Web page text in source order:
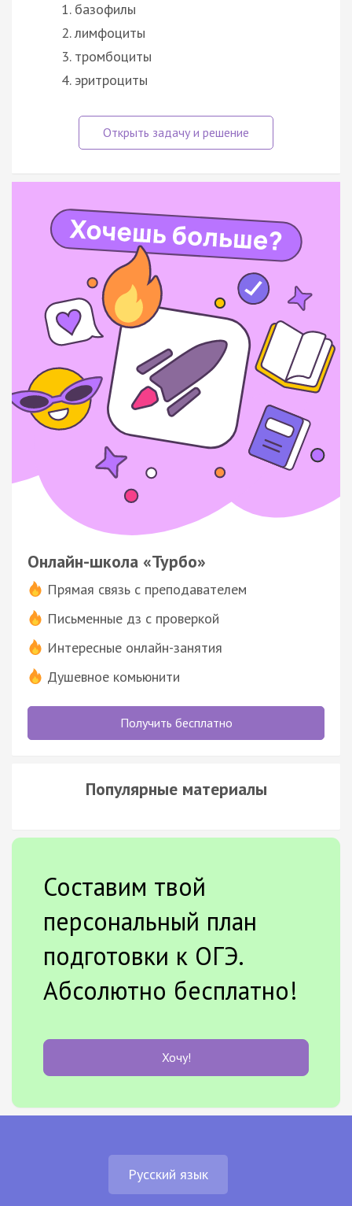
базофилы
лимфоциты
тромбоциты
эритроциты
Онлайн-школа «Турбо»
Прямая связь с преподавателем
Письменные дз с проверкой
Интересные онлайн-занятия
Душевное комьюнити
Получить бесплатно
Популярные материалы
Составим твой
персональный план
подготовки к ОГЭ.
Абсолютно бесплатно!
Хочу!
Русский язык